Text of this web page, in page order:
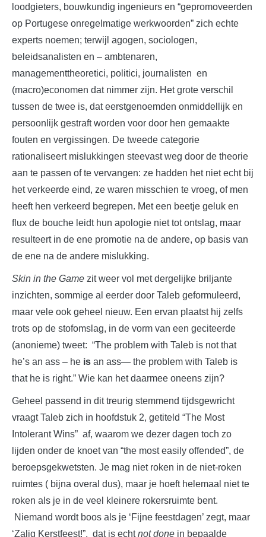
loodgieters, bouwkundig ingenieurs en “gepromoveerden
op Portugese onregelmatige werkwoorden” zich echte
experts noemen; terwijl agogen, sociologen,
beleidsanalisten en – ambtenaren,
managementtheoretici, politici, journalisten en
(macro)economen dat nimmer zijn. Het grote verschil
tussen de twee is, dat eerstgenoemden onmiddellijk en
persoonlijk gestraft worden voor door hen gemaakte
fouten en vergissingen. De tweede categorie
rationaliseert mislukkingen steevast weg door de theorie
aan te passen of te vervangen: ze hadden het niet echt bij
het verkeerde eind, ze waren misschien te vroeg, of men
heeft hen verkeerd begrepen. Met een beetje geluk en
flux de bouche leidt hun apologie niet tot ontslag, maar
resulteert in de ene promotie na de andere, op basis van
de ene na de andere mislukking.
Skin in the Game zit weer vol met dergelijke briljante
inzichten, sommige al eerder door Taleb geformuleerd,
maar vele ook geheel nieuw. Een ervan plaatst hij zelfs
trots op de stofomslag, in de vorm van een geciteerde
(anonieme) tweet: “The problem with Taleb is not that
he’s an ass – he is an ass— the problem with Taleb is
that he is right.” Wie kan het daarmee oneens zijn?
Geheel passend in dit treurig stemmend tijdsgewricht
vraagt Taleb zich in hoofdstuk 2, getiteld “The Most
Intolerant Wins” af, waarom we dezer dagen toch zo
lijden onder de knoet van “the most easily offended”, de
beroepsgekwetsten. Je mag niet roken in de niet-roken
ruimtes ( bijna overal dus), maar je hoeft helemaal niet te
roken als je in de veel kleinere rokersruimte bent.
Niemand wordt boos als je ‘Fijne feestdagen’ zegt, maar
‘Zalig Kerstfeest!”, dat is echtnot done in bepaalde